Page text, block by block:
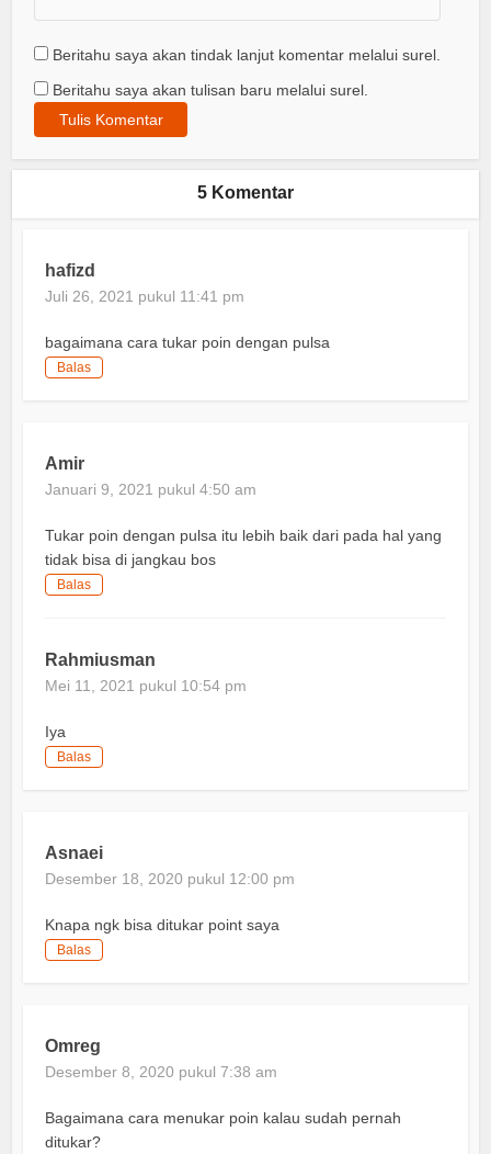
Beritahu saya akan tindak lanjut komentar melalui surel.
Beritahu saya akan tulisan baru melalui surel.
5 Komentar
hafizd
Juli 26, 2021 pukul 11:41 pm
bagaimana cara tukar poin dengan pulsa
Balas
Amir
Januari 9, 2021 pukul 4:50 am
Tukar poin dengan pulsa itu lebih baik dari pada hal yang
tidak bisa di jangkau bos
Balas
Rahmiusman
Mei 11, 2021 pukul 10:54 pm
Iya
Balas
Asnaei
Desember 18, 2020 pukul 12:00 pm
Knapa ngk bisa ditukar point saya
Balas
Omreg
Desember 8, 2020 pukul 7:38 am
Bagaimana cara menukar poin kalau sudah pernah
ditukar?